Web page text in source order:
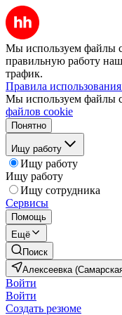
Мы используем файлы
правильную работу
трафик.
Правила
Мы используем файлы
файлов cookie
Понятно
Ищу работу
Ищу работу
Ищу работу
Ищу сотрудника
Сервисы
Помощь
Ещё
Поиск
Алексеевка
Войти
Войти
Создать резюме